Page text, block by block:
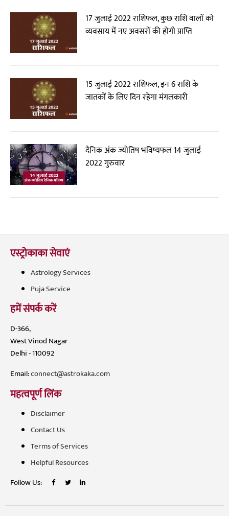
17 जुलाई 2022 राशिफल, कुछ राशि वालों को
व्यवसाय में नए अवसरों की होगी प्राप्ति
15 जुलाई 2022 राशिफल, इन 6 राशि के
जातकों के लिए दिन रहेगा मंगलकारी
दैनिक अंक ज्योतिष भविष्यफल 14 जुलाई
2022 गुरुवार
एस्ट्रोकाका सेवाएं
Astrology Services
Puja Service
हमें संपर्क करें
D-366,
West Vinod Nagar
Delhi - 110092
Email:connect@astrokaka.com
महत्वपूर्ण लिंक
Disclaimer
Contact Us
Terms of Services
Helpful Resources
Follow Us: